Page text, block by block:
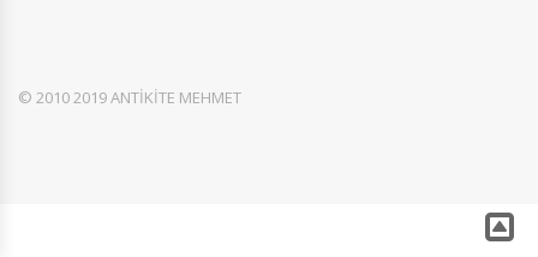
© 2010 2019 ANTİKİTE MEHMET